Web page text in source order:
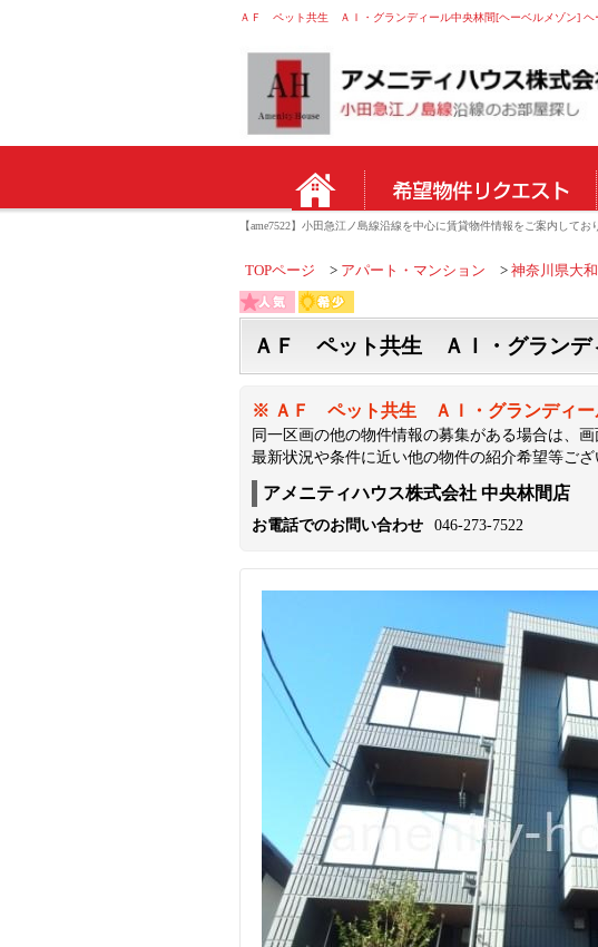
【ame7522】小田急江ノ島線沿線を中心に賃貸物件情報をご案内して
TOPページ アパート・マンション 神奈川県大
ＡＦ ペット共生 ＡＩ・グランデ
※ ＡＦ ペット共生 ＡＩ・グランディー
同一区画の他の物件情報の募集がある場合は、
最新状況や条件に近い他の物件の紹介希望等ご
アメニティハウス株式会社 中央林間店
お電話でのお問い合わせ 046-273-7522